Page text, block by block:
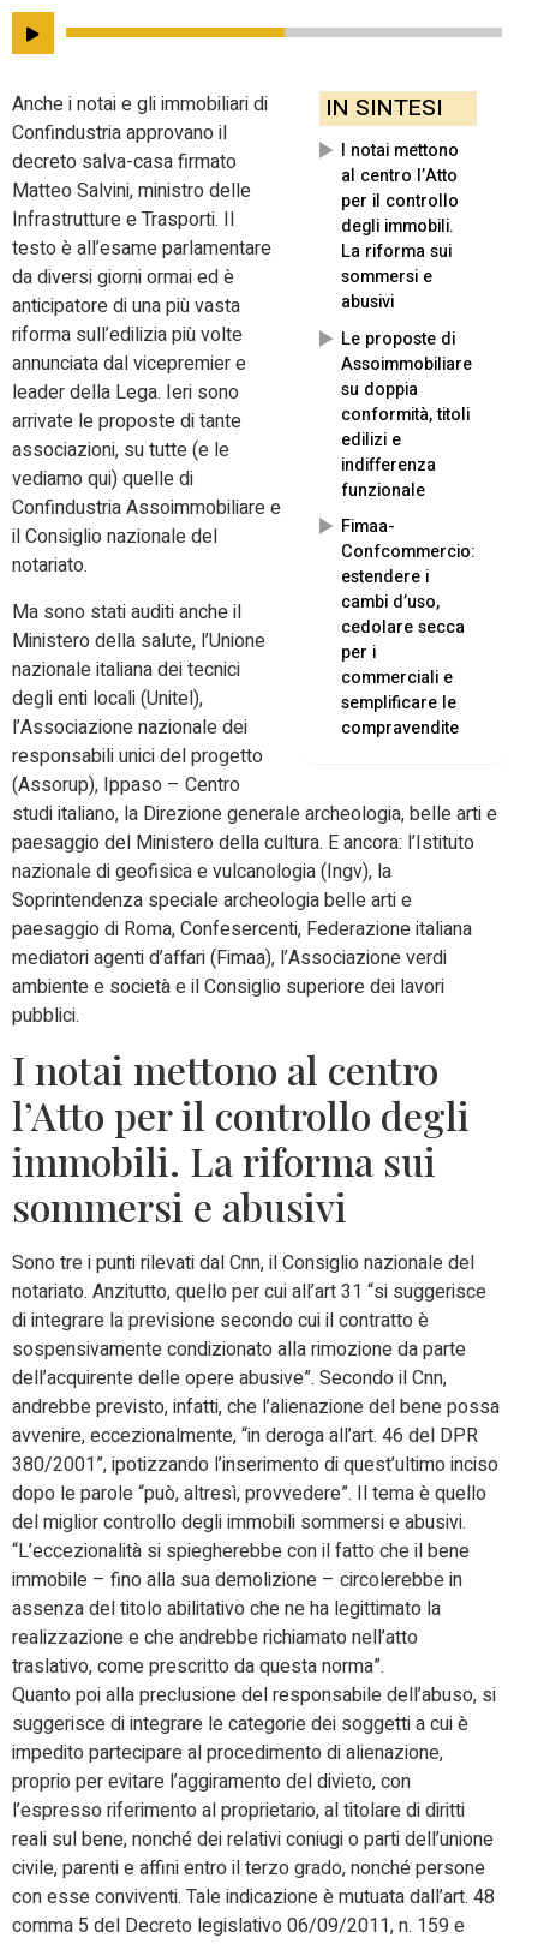
IN SINTESI
I notai mettono
al centro l’Atto
per il controllo
degli immobili.
La riforma sui
sommersi e
abusivi
Le proposte di
Assoimmobiliare
su doppia
conformità, titoli
edilizi e
indifferenza
funzionale
Fimaa-
Confcommercio:
estendere i
cambi d’uso,
cedolare secca
per i
commerciali e
semplificare le
compravendite
Anche i notai e gli immobiliari di
Confindustria approvano il
decreto salva-casa firmato
Matteo Salvini, ministro delle
Infrastrutture e Trasporti. Il
testo è all’esame parlamentare
da diversi giorni ormai ed è
anticipatore di una più vasta
riforma sull’edilizia più volte
annunciata dal vicepremier e
leader della Lega. Ieri sono
arrivate le proposte di tante
associazioni, su tutte (e le
vediamo qui) quelle di
Confindustria Assoimmobiliare e
il Consiglio nazionale del
notariato.
Ma sono stati auditi anche il
Ministero della salute, l’Unione
nazionale italiana dei tecnici
degli enti locali (Unitel),
l’Associazione nazionale dei
responsabili unici del progetto
(Assorup), Ippaso – Centro
studi italiano, la Direzione generale archeologia, belle arti e
paesaggio del Ministero della cultura. E ancora: l’Istituto
nazionale di geofisica e vulcanologia (Ingv), la
Soprintendenza speciale archeologia belle arti e
paesaggio di Roma, Confesercenti, Federazione italiana
mediatori agenti d’affari (Fimaa), l’Associazione verdi
ambiente e società e il Consiglio superiore dei lavori
pubblici.
I notai mettono al centro
l’Atto per il controllo degli
immobili. La riforma sui
sommersi e abusivi
Sono tre i punti rilevati dal Cnn, il Consiglio nazionale del
notariato. Anzitutto, quello per cui all’art 31 “si suggerisce
di integrare la previsione secondo cui il contratto è
sospensivamente condizionato alla rimozione da parte
dell’acquirente delle opere abusive”. Secondo il Cnn,
andrebbe previsto, infatti, che l’alienazione del bene possa
avvenire, eccezionalmente, “in deroga all’art. 46 del DPR
380/2001”, ipotizzando l’inserimento di quest’ultimo inciso
dopo le parole “può, altresì, provvedere”. Il tema è quello
del miglior controllo degli immobili sommersi e abusivi.
“L’eccezionalità si spiegherebbe con il fatto che il bene
immobile – fino alla sua demolizione – circolerebbe in
assenza del titolo abilitativo che ne ha legittimato la
realizzazione e che andrebbe richiamato nell’atto
traslativo, come prescritto da questa norma”.
Quanto poi alla preclusione del responsabile dell’abuso, si
suggerisce di integrare le categorie dei soggetti a cui è
impedito partecipare al procedimento di alienazione,
proprio per evitare l’aggiramento del divieto, con
l’espresso riferimento al proprietario, al titolare di diritti
reali sul bene, nonché dei relativi coniugi o parti dell’unione
civile, parenti e affini entro il terzo grado, nonché persone
con esse conviventi. Tale indicazione è mutuata dall’art. 48
comma 5 del Decreto legislativo 06/09/2011, n. 159 e